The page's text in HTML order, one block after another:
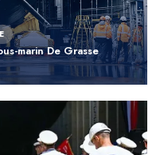
marin De Grasse